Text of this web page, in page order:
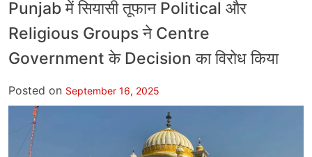
Punjab में सियासी तूफान Political और
Religious Groups ने Centre
Government के Decision का विरोध किया
Posted on September 16, 2025